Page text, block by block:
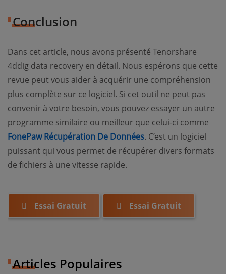
Conclusion
Dans cet article, nous avons présenté Tenorshare
4ddig data recovery en détail. Nous espérons que cette
revue peut vous aider à acquérir une compréhension
plus complète sur ce logiciel. Si cet outil ne peut pas
convenir à votre besoin, vous pouvez essayer un autre
programme similaire ou meilleur que celui-ci comme
FonePaw Récupération De Données. C’est un logiciel
puissant qui vous permet de récupérer divers formats
de fichiers à une vitesse rapide.
Essai Gratuit Essai Gratuit
Articles Populaires